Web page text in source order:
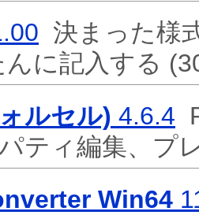
決まった様
に記入する
ルセル) 4.6.4
ティ編集、プ
Win64